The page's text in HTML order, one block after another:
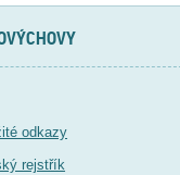
odkazy
rejstřík